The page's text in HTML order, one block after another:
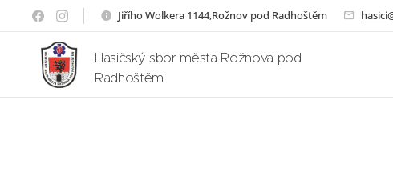
Jiřího Wolkera 1144,Rožnov pod Radhoštěm
Hasičský sbor města Rožnova pod
Radhoštěm